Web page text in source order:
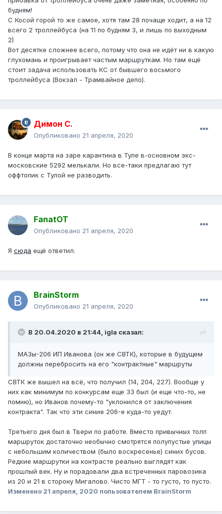
будням!
С Косой горой то же самое, хотя там 28 почаще ходит, а на 12
всего 2 троллейбуса (на 11 по будням 3, и лишь по выходным
2)
Вот десятке сложнее всего, потому что она не идёт ни в какую
глухомань и проигрывает частым маршруткам. Но там ещё
стоит задача использовать КС от бывшего восьмого
троллейбуса (Вокзал - Трамвайное депо).
Димон С.
Опубликовано 21 апреля, 2020
В конце марта на заре карантина в Туле в-основном экс-
московские 5292 мелькали. Но все-таки предлагаю тут
оффтопик с Тулой не разводить.
FanatOT
Опубликовано 21 апреля, 2020
Я сюда ещё ответил.
BrainStorm
Опубликовано 21 апреля, 2020
В 20.04.2020 в 21:44, igla сказал:
МАЗы-206 ИП Иванова (он же СВТК), которые в будущем
должны перебросить на его "контрактные" маршруты
СВТК же вышел на всё, что получил (14, 204, 227). Вообще у
них как минимум по конкурсам еще 33 был (и еще что-то, не
помню), но Иванов почему-то "уклонился от заключения
контракта". Так что эти синие 206-е куда-то уедут.
Третьего дня был в Твери по работе. Вместо привычных толп
маршруток достаточно необычно смотрятся полупустые улицы
с небольшим количеством (было воскресенье) синих бусов.
Редкие маршрутки на контрасте реально выглядят как
прошлый век. Ну и порадовали два встреченных паровозика
из 20 и 21 в сторону Мигалово. Чисто МГТ - то густо, то пусто.
Изменено 21 апреля, 2020 пользователем BrainStorm